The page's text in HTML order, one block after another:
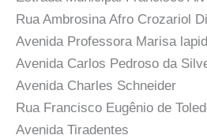
Rua Ambrosina Afro Crozariol
Avenida Professora Marisa
Avenida Carlos Pedroso da
Avenida Charles Schneider
Rua Francisco Eugênio de
Avenida Tiradentes